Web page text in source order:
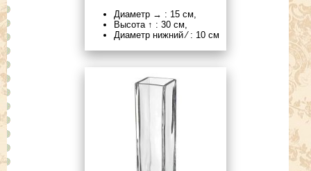
Диаметр → : 15 см,
Высота ↑ : 30 см,
Диаметр нижний ⁄ : 10 см